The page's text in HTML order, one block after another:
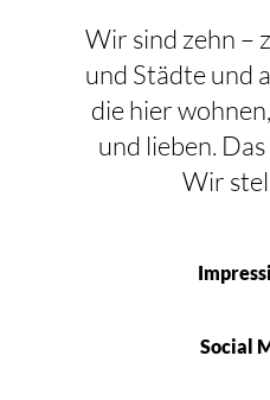
Wir sind zehn –
und Städte und
die hier
und lieben.
Wir
Social